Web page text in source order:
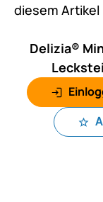
diesem
Delizia®